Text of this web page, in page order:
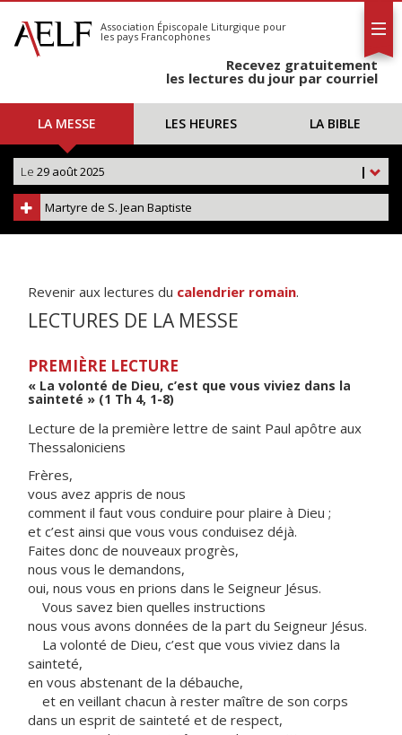
S'abonner
Calendrier
Association Épiscopale Liturgique pour
les pays Francophones
Recevez gratuitement
les lectures du jour par courriel
LA MESSE LES HEURES LA BIBLE
|
Le 29 août 2025
Martyre de S. Jean Baptiste
Revenir aux lectures du calendrier romain.
LECTURES DE LA MESSE
PREMIÈRE LECTURE
« La volonté de Dieu, c’est que vous viviez dans la
sainteté » (1 Th 4, 1-8)
Lecture de la première lettre de saint Paul apôtre aux
Thessaloniciens
Frères,
vous avez appris de nous
comment il faut vous conduire pour plaire à Dieu ;
et c’est ainsi que vous vous conduisez déjà.
Faites donc de nouveaux progrès,
nous vous le demandons,
oui, nous vous en prions dans le Seigneur Jésus.
Vous savez bien quelles instructions
nous vous avons données de la part du Seigneur Jésus.
La volonté de Dieu, c’est que vous viviez dans la
sainteté,
en vous abstenant de la débauche,
et en veillant chacun à rester maître de son corps
dans un esprit de sainteté et de respect,